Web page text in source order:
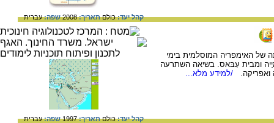
קהל יעד:כולםתאריך:2008 שפה:עברית
של האימפריה המוסלמית בימי
ומבית עַבּאס. בשיאה השתרעה
ואפריקה.
/למידע מלא...
קהל יעד:כולםתאריך:1997 שפה:עברית